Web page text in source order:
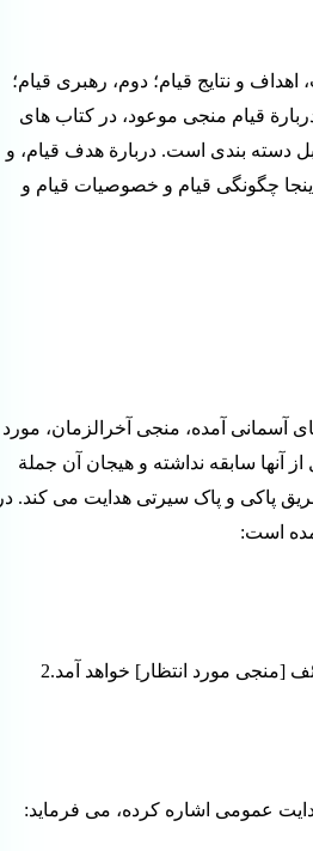
و نتایج قیام؛ دوم، رهبری قیام؛
قیام منجی موعود، در کتاب های
دسته بندی است. دربارة هدف قیام، و
چگونگی قیام و خصوصیات قیام و
آسمانی آمده، منجی آخرالزمان، مورد
آنها سابقه نداشته و هیجان آن جملة
پاکی و پاک سیرتی هدایت می کند. در
است:
مورد انتظار] خواهد آمد.2
عمومی اشاره کرده، می فرماید: